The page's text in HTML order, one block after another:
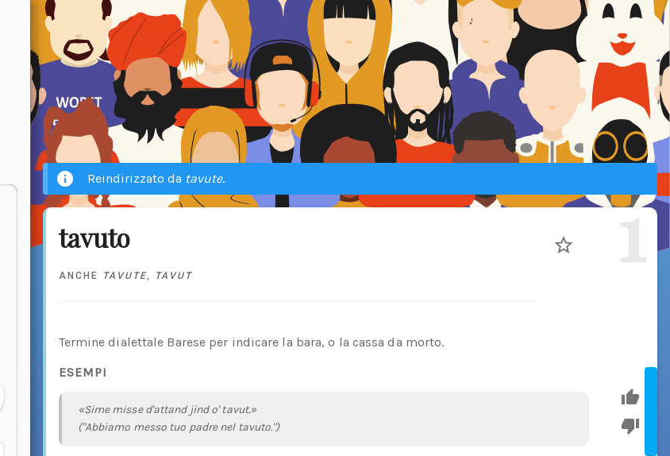
Reindirizzato da tavute.
tavuto
ANCHE TAVUTE, TAVUT 1
Termine dialettale Barese per indicare la bara, o la cassa da morto.
ESEMPI
«Sime misse d'attand jind o' tavut.»
("Abbiamo messo tuo padre nel tavuto.")